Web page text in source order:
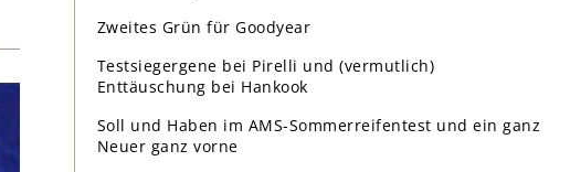
Zweites Grün für Goodyear
Testsiegergene bei Pirelli und (vermutlich)
Enttäuschung bei Hankook
Soll und Haben im AMS-Sommerreifentest und ein ganz
Neuer ganz vorne